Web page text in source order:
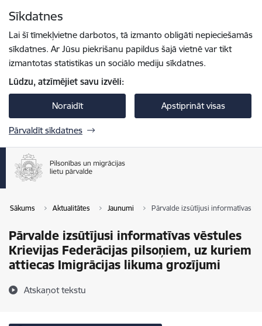
Sīkdatnes
Lai šī tīmekļvietne darbotos, tā izmanto obligāti nepieciešamās
sīkdatnes. Ar Jūsu piekrišanu papildus šajā vietnē var tikt
izmantotas statistikas un sociālo mediju sīkdatnes.
Lūdzu, atzīmējiet savu izvēli:
Noraidīt Apstiprināt visas
Pārvaldīt sīkdatnes
Sākums Aktualitātes Jaunumi Pārvalde izsūtījusi informatīvas
Pārvalde izsūtījusi informatīvas vēstules
Krievijas Federācijas pilsoņiem, uz kuriem
attiecas Imigrācijas likuma grozījumi
Atskaņot tekstu